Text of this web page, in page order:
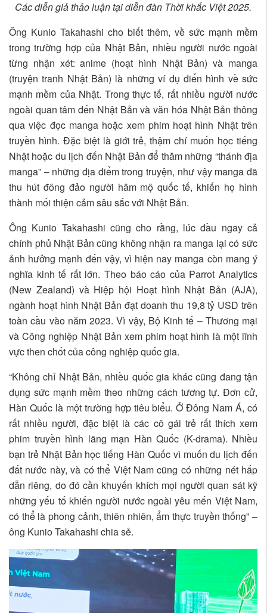
Các diễn giả thảo luận tại diễn đàn Thời khắc Việt 2025.
Ông Kunio Takahashi cho biết thêm, về sức mạnh mềm
trong trường hợp của Nhật Bản, nhiều người nước ngoài
từng nhận xét: anime (hoạt hình Nhật Bản) và manga
(truyện tranh Nhật Bản) là những ví dụ điển hình về sức
mạnh mềm của Nhật. Trong thực tế, rất nhiều người nước
ngoài quan tâm đến Nhật Bản và văn hóa Nhật Bản thông
qua việc đọc manga hoặc xem phim hoạt hình Nhật trên
truyền hình. Đặc biệt là giới trẻ, thậm chí muốn học tiếng
Nhật hoặc du lịch đến Nhật Bản để thăm những “thánh địa
manga” – những địa điểm trong truyện, như vậy manga đã
thu hút đông đảo người hâm mộ quốc tế, khiến họ hình
thành mối thiện cảm sâu sắc với Nhật Bản.
Ông Kunio Takahashi cũng cho rằng, lúc đầu ngay cả
chính phủ Nhật Bản cũng không nhận ra manga lại có sức
ảnh hưởng mạnh đến vậy, vì hiện nay manga còn mang ý
nghĩa kinh tế rất lớn. Theo báo cáo của Parrot Analytics
(New Zealand) và Hiệp hội Hoạt hình Nhật Bản (AJA),
ngành hoạt hình Nhật Bản đạt doanh thu 19,8 tỷ USD trên
toàn cầu vào năm 2023. Vì vậy, Bộ Kinh tế – Thương mại
và Công nghiệp Nhật Bản xem phim hoạt hình là một lĩnh
vực then chốt của công nghiệp quốc gia.
“Không chỉ Nhật Bản, nhiều quốc gia khác cũng đang tận
dụng sức mạnh mềm theo những cách tương tự. Đơn cử,
Hàn Quốc là một trường hợp tiêu biểu. Ở Đông Nam Á, có
rất nhiều người, đặc biệt là các cô gái trẻ rất thích xem
phim truyền hình lãng mạn Hàn Quốc (K-drama). Nhiều
bạn trẻ Nhật Bản học tiếng Hàn Quốc vì muốn du lịch đến
đất nước này, và có thể Việt Nam cũng có những nét hấp
dẫn riêng, do đó cần khuyến khích mọi người quan sát kỹ
những yếu tố khiến người nước ngoài yêu mến Việt Nam,
có thể là phong cảnh, thiên nhiên, ẩm thực truyền thống” –
ông Kunio Takahashi chia sẻ.